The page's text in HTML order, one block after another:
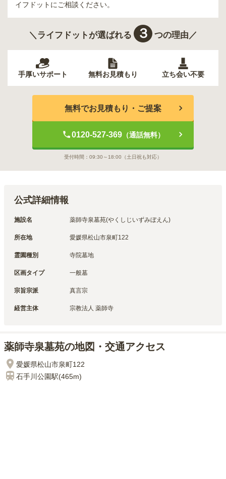
イフドットにご相談ください。
＼ライフドットが選ばれる ３ つの理由／
手厚いサポート 無料お見積もり 立ち会い不要
無料でお見積もり・ご提案
0120-527-369（通話無料）
受付時間： 09:30～18:00 （土日祝も対応）
公式詳細情報
施設名 薬師寺泉墓苑(やくしじいずみぼえん)
所在地 愛媛県松山市泉町122
霊園種別 寺院墓地
区画タイプ 一般墓
宗旨宗派 真言宗
経営主体 宗教法人 薬師寺
薬師寺泉墓苑の地図・交通アクセス
愛媛県松山市泉町122
石手川公園駅(465m)